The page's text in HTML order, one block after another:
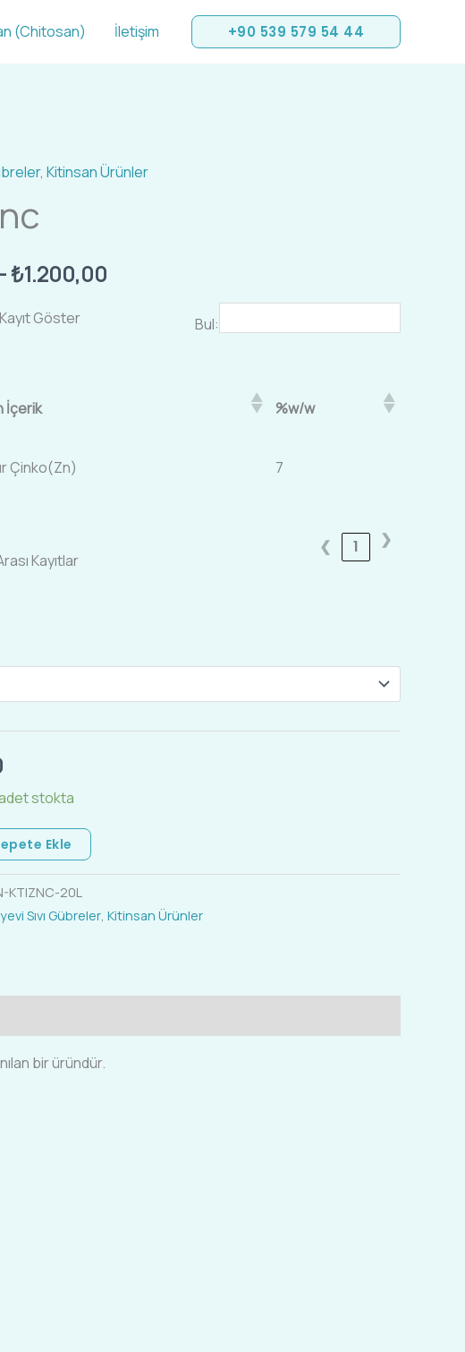
(Chitosan) İletişim +90 539 579 54 44
, Kitinsan Ürünler
₺1.200,00
Fiyat
Kayıt Göster Bul:
İçerik %w/w
Çinko(Zn) 7
Kayıtlar
❮ 1 ❯
stokta
Ekle
KTIZNC-20L
Sıvı Gübreler, Kitinsan Ürünler
bir üründür.